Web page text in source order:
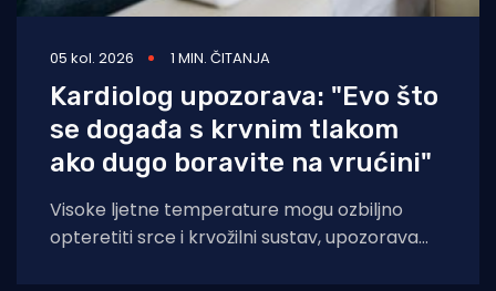
05 kol. 2026 1 MIN. ČITANJA
Kardiolog upozorava: "Evo što
se događa s krvnim tlakom
ako dugo boravite na vrućini"
Visoke ljetne temperature mogu ozbiljno
opteretiti srce i krvožilni sustav, upozorava